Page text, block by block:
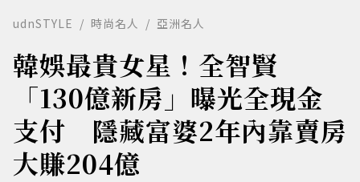
udnSTYLE 時尚名人 亞洲名人
韓娛最貴女星！全智賢
「130億新房」曝光全現金
支付 隱藏富婆2年內靠賣房
大賺204億